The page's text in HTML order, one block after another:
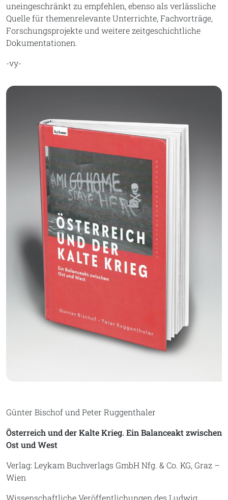
uneingeschränkt zu empfehlen, ebenso als verlässliche
Quelle für themenrelevante Unterrichte, Fachvorträge,
Forschungsprojekte und weitere zeitgeschichtliche
Dokumentationen.
-vy-
Günter Bischof und Peter Ruggenthaler
Österreich und der Kalte Krieg. Ein Balanceakt zwischen
Ost und West
Verlag: Leykam Buchverlags GmbH Nfg. & Co. KG, Graz –
Wien